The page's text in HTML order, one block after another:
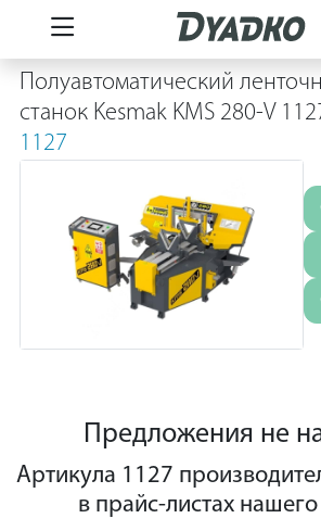
Полуавтоматический
станок Kesmak KMS 280-V
1127
Предложения не
Артикула 1127
в прайс-листах